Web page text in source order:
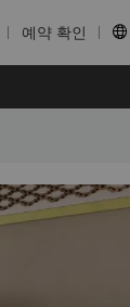
예약 확인 